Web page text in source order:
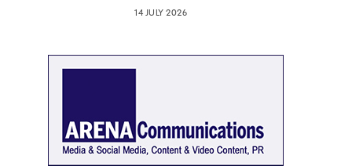
14 JULY 2026